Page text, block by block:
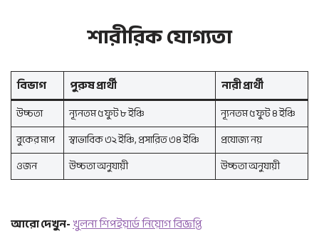
শারীরিক যোগ্যতা
বিভাগ পুরুষ প্রার্থী নারী প্রার্থী
উচ্চতা ন্যূনতম ৫ ফুট ৮ ইঞ্চি
ন্যূনতম ৫ ফুট ৪ ইঞ্চি
বুকের মাপ
স্বাভাবিক ৩২ ইঞ্চি, প্রসারিত ৩৪ ইঞ্চি
প্রযোজ্য নয়
ওজন
উচ্চতা অনুযায়ী উচ্চতা অনুযায়ী
আরো দেখুন-খুলনা শিপইয়ার্ড নিয়োগ বিজ্ঞপ্তি